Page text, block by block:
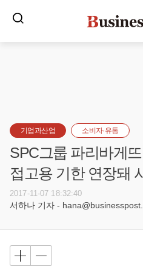
기업과산업 소비자·유통
SPC그룹 파리바게
접고용 기한 연장돼
2017-11-07 18:32:40
서하나 기자 -